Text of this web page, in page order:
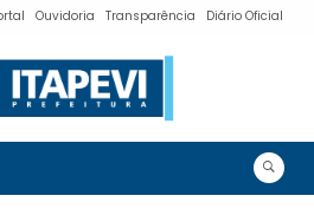
Ouvidoria Transparência Diário Oficial